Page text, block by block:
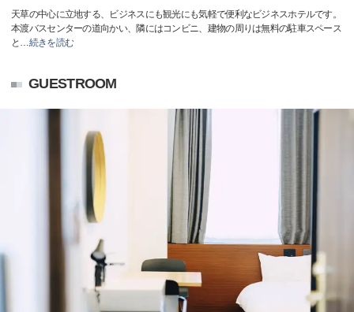
天草の中心に立地する、ビジネスにも観光にも気軽で便利なビジネスホテルです。
本渡バスセンターの道向かい、隣にはコンビニ、建物の周りは無料の駐車スペース
と …続きを読む
GUESTROOM